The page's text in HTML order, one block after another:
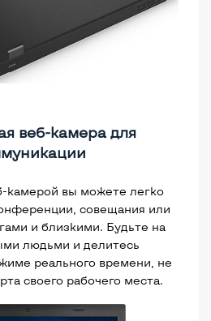
веб-камера для
камерой вы можете легко
совещания или
и близкими. Будьте на
людьми и делитесь
реального времени, не
своего рабочего места.